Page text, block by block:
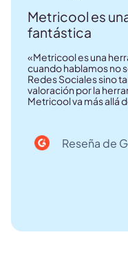
Metricool es
fantástica
«Metricool es una
cuando hablamos no
Redes Sociales sino
valoración por la
Metricool va más allá
Reseña de